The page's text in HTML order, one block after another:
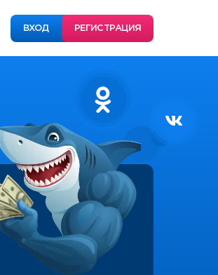
ВХОД РЕГИСТРАЦИЯ